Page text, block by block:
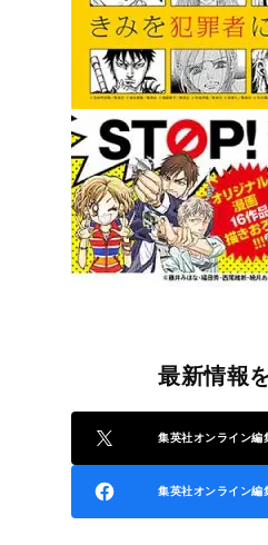
最新情報
集英社オンライン編
集英社オンライン編